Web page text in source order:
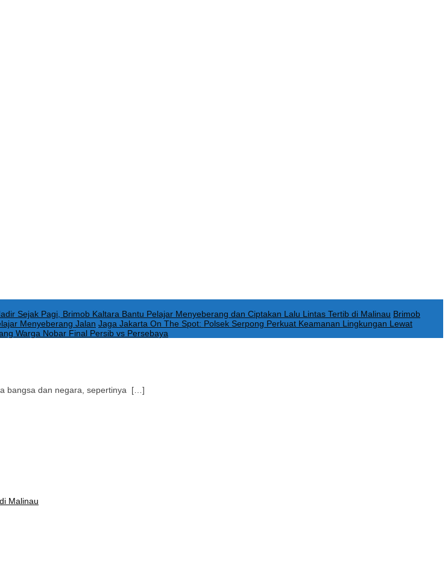
Sejak Pagi, Brimob Kaltara Bantu Pelajar Menyeberang dan Ciptakan Lalu Lintas Tertib di Malinau Brimob
Menyeberang Jalan Jaga Jakarta On The Spot: Polsek Serpong Perkuat Keamanan Lingkungan Lewat
Warga Nobar Final Persib vs Persebaya
bangsa dan negara, sepertinya […]
Malinau